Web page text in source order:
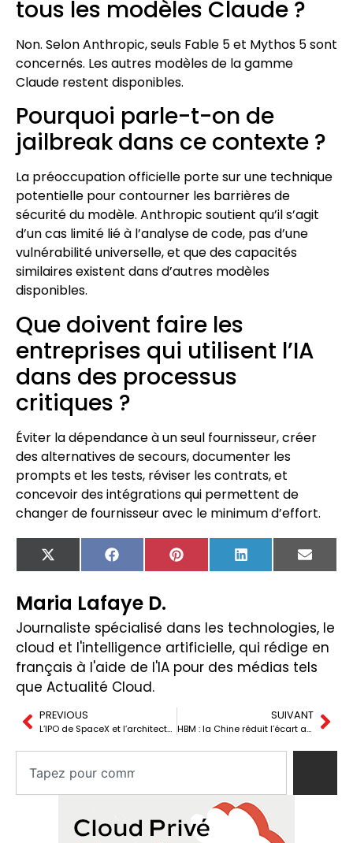
tous les modèles Claude ?
Non. Selon Anthropic, seuls Fable 5 et Mythos 5 sont
concernés. Les autres modèles de la gamme
Claude restent disponibles.
Pourquoi parle-t-on de
jailbreak dans ce contexte ?
La préoccupation officielle porte sur une technique
potentielle pour contourner les barrières de
sécurité du modèle. Anthropic soutient qu’il s’agit
d’un cas limité lié à l’analyse de code, pas d’une
vulnérabilité universelle, et que des capacités
similaires existent dans d’autres modèles
disponibles.
Que doivent faire les
entreprises qui utilisent l’IA
dans des processus
critiques ?
Éviter la dépendance à un seul fournisseur, créer
des alternatives de secours, documenter les
prompts et les tests, réviser les contrats, et
concevoir des intégrations qui permettent de
changer de fournisseur avec le minimum d’effort.
X
(Twitter)
FacebookPinterest LinkedIn Email
Maria Lafaye D.
Journaliste spécialisé dans les technologies, le
cloud et l'intelligence artificielle, qui rédige en
français à l'aide de l'IA pour des médias tels
que Actualité Cloud.
PREVIOUS
L’IPO de SpaceX et l’architecture du double monopole : infrastructure physique et cognitive
SUIVANT
HBM : la Chine réduit l’écart avec la Corée et modifie l’équilibre de la mémoire pour l’IA